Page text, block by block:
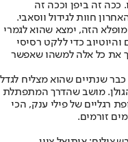
זה ביפן וככה זה
חוות לגידול ווסאבי.
הזה, ימצא שהוא לגמרי
כדי ללקט רסיסי
את כל אלה למשהו שאפשר
כבר שנתיים שהוא מצליח לגדל
מושב שהדרך המתפתלת
רגליים של פילי ענק, הכי
זורמים.